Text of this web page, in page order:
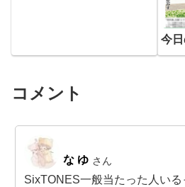
今
コメント
な ゆ さん
SixTONES一般当たった人い